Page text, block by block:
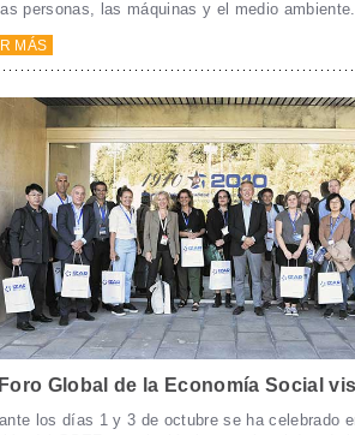
personas, las máquinas y el medio ambiente.
MÁS
Global de la Economía Social
los días 1 y 3 de octubre se ha celebrado